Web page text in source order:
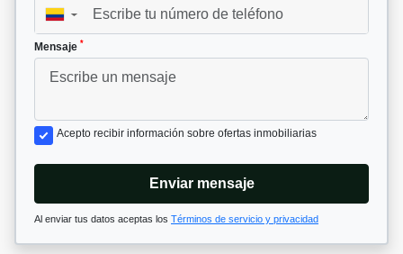
▼
Mensaje *
Acepto recibir información sobre ofertas inmobiliarias
Enviar mensaje
Al enviar tus datos aceptas los Términos de servicio y privacidad